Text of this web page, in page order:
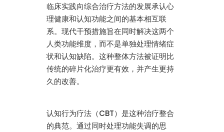
临床实践向综合治疗方法的发展承认心
理健康和认知功能之间的基本相互联
系。现代干预措施旨在同时解决这两个
人类功能维度，而不是单独处理情绪症
状和认知缺陷。这种整体方法被证明比
传统的碎片化治疗更有效，并产生更持
久的改善。
认知行为疗法（CBT）是这种治疗整合
的典范。通过同时处理功能失调的思